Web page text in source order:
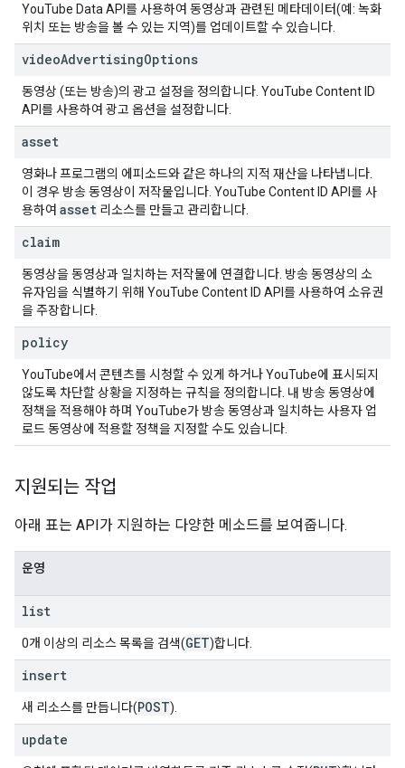
YouTube Data API를 사용하여 동영상과 관련된 메타데이터(예: 녹화
위치 또는 방송을 볼 수 있는 지역)를 업데이트할 수 있습니다.
videoAdvertisingOptions
동영상 (또는 방송)의 광고 설정을 정의합니다. YouTube Content ID
API 를 사용하여 광고 옵션을 설정합니다.
asset
영화나 프로그램의 에피소드와 같은 하나의 지적 재산을 나타냅니다.
이 경우 방송 동영상이 저작물입니다. YouTube Content ID API 를 사
용하여 asset 리소스를 만들고 관리합니다.
claim
동영상을 동영상과 일치하는 저작물에 연결합니다. 방송 동영상의 소
유자임을 식별하기 위해 YouTube Content ID API 를 사용하여 소유권
을 주장합니다.
policy
YouTube에서 콘텐츠를 시청할 수 있게 하거나 YouTube에 표시되지
않도록 차단할 상황을 지정하는 규칙을 정의합니다. 내 방송 동영상에
정책을 적용해야 하며 YouTube가 방송 동영상과 일치하는 사용자 업
로드 동영상에 적용할 정책을 지정할 수도 있습니다.
지원되는 작업
아래 표는 API가 지원하는 다양한 메소드를 보여줍니다.
운영
list
0개 이상의 리소스 목록을 검색(GET)합니다.
insert
새 리소스를 만듭니다(POST).
update